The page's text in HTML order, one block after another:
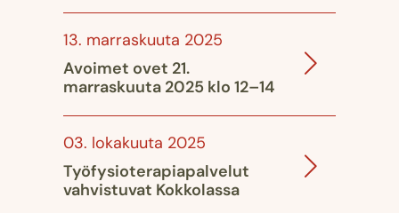
13. marraskuuta 2025
Avoimet ovet 21.
marraskuuta 2025 klo 12–14
03. lokakuuta 2025
Työfysioterapiapalvelut
vahvistuvat Kokkolassa